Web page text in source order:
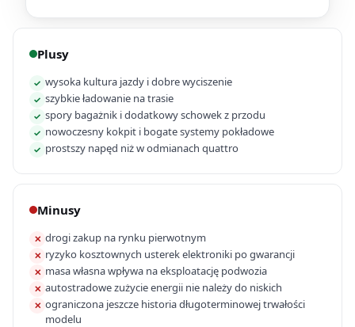
Plusy
✓ wysoka kultura jazdy i dobre wyciszenie
✓ szybkie ładowanie na trasie
✓ spory bagażnik i dodatkowy schowek z przodu
✓ nowoczesny kokpit i bogate systemy pokładowe
✓ prostszy napęd niż w odmianach quattro
Minusy
✕ drogi zakup na rynku pierwotnym
✕ ryzyko kosztownych usterek elektroniki po gwarancji
✕ masa własna wpływa na eksploatację podwozia
✕ autostradowe zużycie energii nie należy do niskich
✕ ograniczona jeszcze historia długoterminowej trwałości
modelu